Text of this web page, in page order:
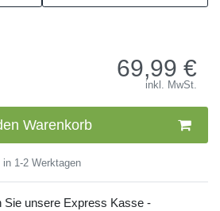
69,99 €
inkl. MwSt.
Warenkorb
1-2 Werktagen
Sie unsere Express Kasse -